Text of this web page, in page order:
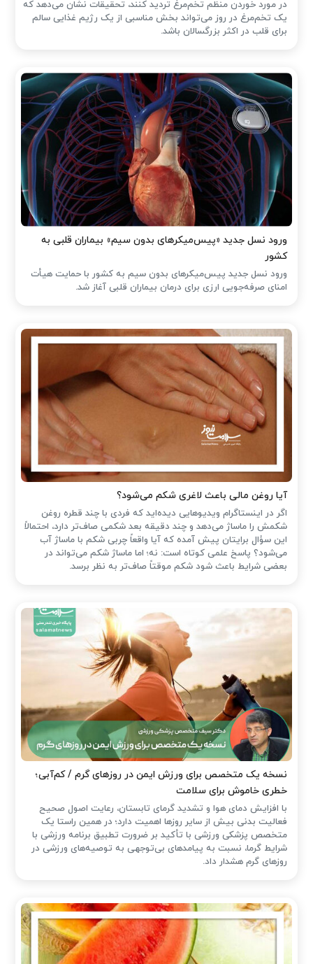
در مورد خوردن منظم تخم‌مرغ تردید کنند، تحقیقات نشان می‌دهد که
یک تخم‌مرغ در روز می‌تواند بخش مناسبی از یک رژیم غذایی سالم
برای قلب در اکثر بزرگسالان باشد.
ورود نسل جدید «پیس‌میکرهای بدون سیم» بیماران قلبی به
کشور
ورود نسل جدید پیس‌میکرهای بدون سیم به کشور با حمایت هیأت
امنای صرفه‌جویی ارزی برای درمان بیماران قلبی آغاز شد.
آیا روغن مالی باعث لاغری شکم می‌شود؟
اگر در اینستاگرام ویدیوهایی دیده‌اید که فردی با چند قطره روغن
شکمش را ماساژ می‌دهد و چند دقیقه بعد شکمی صاف‌تر دارد، احتمالاً
این سؤال برایتان پیش آمده که آیا واقعاً چربی شکم با ماساژ آب
می‌شود؟ پاسخ علمی کوتاه است: نه؛ اما ماساژ شکم می‌تواند در
بعضی شرایط باعث شود شکم موقتاً صاف‌تر به نظر برسد.
نسخه یک متخصص برای ورزش ایمن در روزهای گرم / کم‌آبی؛
خطری خاموش برای سلامت
با افزایش دمای هوا و تشدید گرمای تابستان، رعایت اصول صحیح
فعالیت بدنی بیش از سایر روزها اهمیت دارد؛ در همین راستا یک
متخصص پزشکی ورزشی با تأکید بر ضرورت تطبیق برنامه ورزشی با
شرایط گرما، نسبت به پیامدهای بی‌توجهی به توصیه‌های ورزشی در
روزهای گرم هشدار داد.